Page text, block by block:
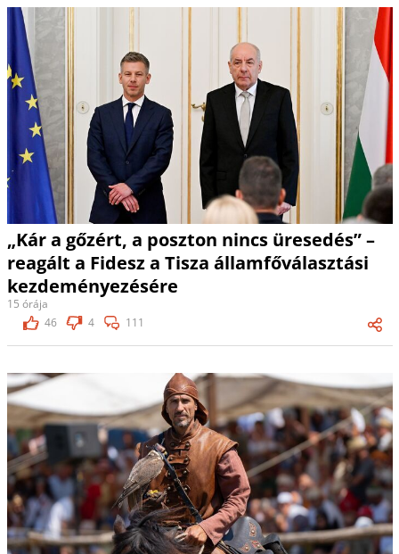
„Kár a gőzért, a poszton nincs üresedés” –
reagált a Fidesz a Tisza államfőválasztási
kezdeményezésére
15 órája
46
4 111